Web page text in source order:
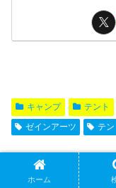
キャンプ テント
ゼインアーツ
テン
ホーム